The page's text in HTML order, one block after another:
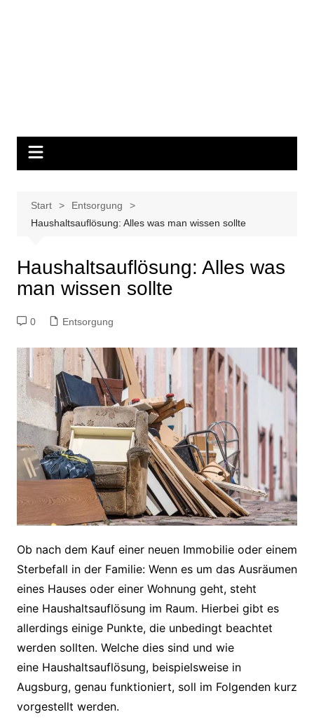
Start
Entsorgung
Haushaltsauflösung: Alles was man wissen sollte
Haushaltsauflösung: Alles was
man wissen sollte
0 Entsorgung
Ob nach dem Kauf einer neuen Immobilie oder einem
Sterbefall in der Familie: Wenn es um das Ausräumen
eines Hauses oder einer Wohnung geht, steht
eine Haushaltsauflösung im Raum. Hierbei gibt es
allerdings einige Punkte, die unbedingt beachtet
werden sollten. Welche dies sind und wie
eine Haushaltsauflösung, beispielsweise in
Augsburg, genau funktioniert, soll im Folgenden kurz
vorgestellt werden.